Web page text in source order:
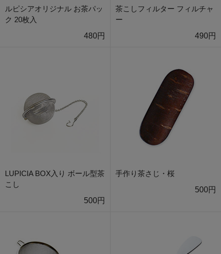
ルピシアオリジナル お茶パッ
ク 20枚入
480円
茶こしフィルター フィルチャ
ー
490円
LUPICIA BOX入り ボール型茶
こし
500円
手作り茶さじ・桜
500円